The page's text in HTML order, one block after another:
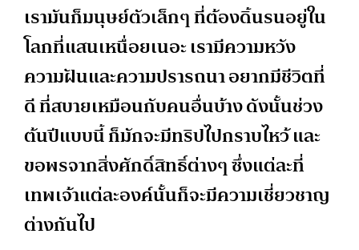
เรามันก็มนุษย์ตัวเล็กๆ ที่ต้องดิ้นรนอยู่ใน
โลกที่แสนเหนื่อยเนอะ เรามีความหวัง
ความฝันและความปรารถนา อยากมีชีวิตที่
ดี ที่สบายเหมือนกับคนอื่นบ้าง ดังนั้นช่วง
ต้นปีแบบนี้ ก็มักจะมีทริปไปกราบไหว้ และ
ขอพรจากสิ่งศักดิ์สิทธิ์ต่างๆ ซึ่งแต่ละที่
เทพเจ้าแต่ละองค์นั้นก็จะมีความเชี่ยวชาญ
ต่างกันไป